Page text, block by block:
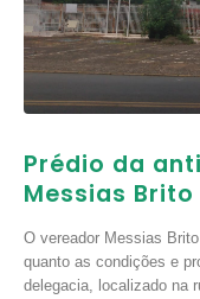
Prédio da
Messias Brito
O vereador Messias
quanto as condições e
delegacia, localizado na